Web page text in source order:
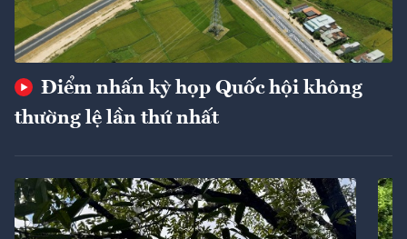
Điểm nhấn kỳ họp Quốc hội không
thường lệ lần thứ nhất